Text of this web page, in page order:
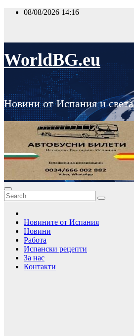
Skip
08/08/2026 14:16
WorldBG.eu
Новини от Испания и света
Новините от Испания
Новини
Работа
Испански рецепти
За нас
Контакти